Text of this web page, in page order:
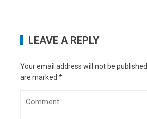
LEAVE A REPLY
Your email address will not be published.
are marked *